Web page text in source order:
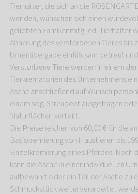
Tierhalter, die sich an die
wenden, wünschen sich einen
geliebten Familienmitglied. Tierhalter
Abholung des verstorbenen Tieres bis
Urnenübergabe einfühlsam betreut
Verstorbene Tiere werden in einem
Tierkrematorien des Unternehmens
Asche anschließend auf Wunsch
einem sog. Streubeet ausgetragen
Naturflächen verteilt.
Die Preise reichen von 60,00 € für die
Basiskremierung von Haustieren bis
Einzelkremierung eines Pferdes. Nach
kann die Asche in einer individuellen
aufbewahrt oder ein Teil der Asche zu
Schmuckstück weiterverarbeitet